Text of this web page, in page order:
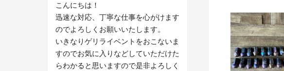
こんにちは！
迅速な対応、丁寧な仕事を心がけます
のでよろしくお願いいたします。
いきなりゲリライベントをおこないま
すのでお気に入りなどしていただけた
らわかると思いますので是非よろしく